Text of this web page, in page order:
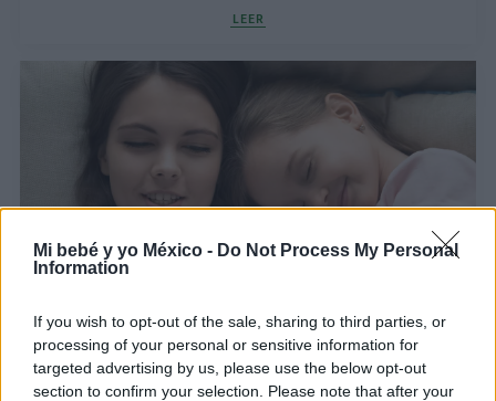
Mi bebé y yo México - Do Not Process My Personal
Information
If you wish to opt-out of the sale, sharing to third parties, or
processing of your personal or sensitive information for
targeted advertising by us, please use the below opt-out
section to confirm your selection. Please note that after your
LEER
Cómo enriquecer el vocabulario infantil con
cuentos
LEER